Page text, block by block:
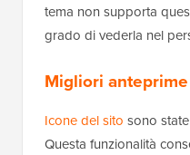
tema non supporta
grado di vederla nel
Migliori
Icone del sito sono
Questa funzionalità